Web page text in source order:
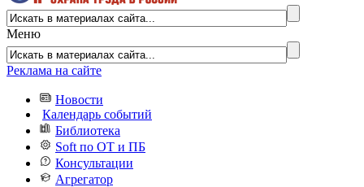
Меню
Реклама на сайте
Новости
Календарь событий
Библиотека
Soft по ОТ и ПБ
Консультации
Агрегатор